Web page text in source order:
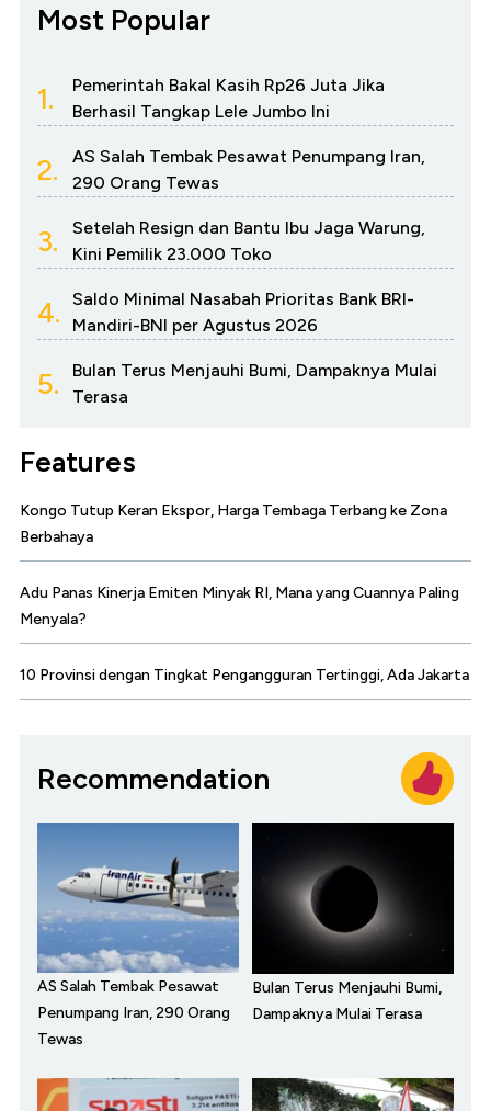
Most Popular
1.
Pemerintah Bakal Kasih Rp26 Juta Jika
Berhasil Tangkap Lele Jumbo Ini
2.
AS Salah Tembak Pesawat Penumpang Iran,
290 Orang Tewas
3.
Setelah Resign dan Bantu Ibu Jaga Warung,
Kini Pemilik 23.000 Toko
4.
Saldo Minimal Nasabah Prioritas Bank BRI-
Mandiri-BNI per Agustus 2026
5.
Bulan Terus Menjauhi Bumi, Dampaknya Mulai
Terasa
Features
Kongo Tutup Keran Ekspor, Harga Tembaga Terbang ke Zona
Berbahaya
Adu Panas Kinerja Emiten Minyak RI, Mana yang Cuannya Paling
Menyala?
10 Provinsi dengan Tingkat Pengangguran Tertinggi, Ada Jakarta
Recommendation
AS Salah Tembak Pesawat
Penumpang Iran, 290 Orang
Tewas
Bulan Terus Menjauhi Bumi,
Dampaknya Mulai Terasa